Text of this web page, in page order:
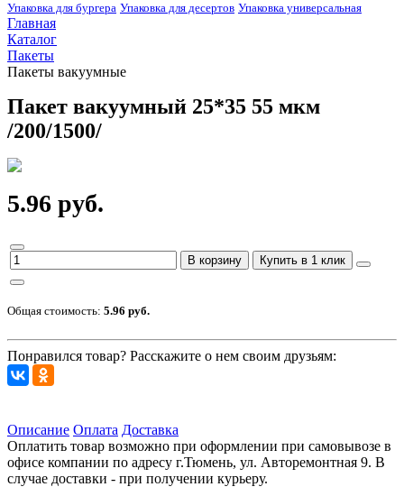
Упаковка для бургера Упаковка для десертов Упаковка универсальная
Главная
Каталог
Пакеты
Пакеты вакуумные
Пакет вакуумный 25*35 55 мкм
/200/1500/
5.96 руб.
В корзину Купить в 1 клик
Общая стоимость: 5.96 руб.
Понравился товар? Расскажите о нем своим друзьям:
Описание Оплата Доставка
Оплатить товар возможно при оформлении при самовывозе в
офисе компании по адресу г.Тюмень, ул. Авторемонтная 9. В
случае доставки - при получении курьеру.